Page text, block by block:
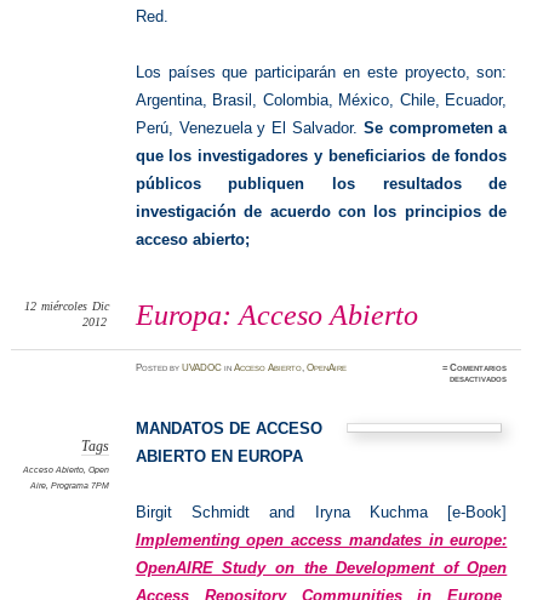
Red.
Los países que participarán en este proyecto, son:
Argentina, Brasil, Colombia, México, Chile, Ecuador,
Perú, Venezuela y El Salvador. Se comprometen a
que los investigadores y beneficiarios de fondos
públicos publiquen los resultados de
investigación de acuerdo con los principios de
acceso abierto;
Europa: Acceso Abierto
12 miércoles Dic
2012
PostedbyUVADOC inAcceso Abierto,OpenAire ≈Comentarios
desactivadosen
Tags
Acceso Abierto, Open
Aire, Programa 7PM
MANDATOS DE ACCESO
ABIERTO EN EUROPA
Birgit Schmidt and Iryna Kuchma [e-Book]
Implementing open access mandates in europe:
OpenAIRE Study on the Development of Open
Access Repository Communities in Europe